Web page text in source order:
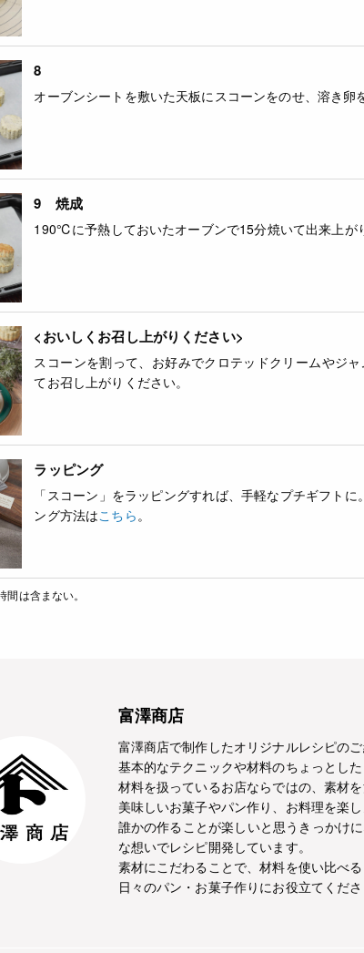
8
オーブンシートを敷いた天板にスコーンをのせ、溶き卵
9 焼成
190℃に予熱しておいたオーブンで15分焼いて出来上が
<おいしくお召し上がりください>
スコーンを割って、お好みでクロテッドクリームやジ
てお召し上がりください。
ラッピング
「スコーン」をラッピングすれば、手軽なプチギフトに
ング方法はこちら 。
は含まない。
富澤商店
富澤商店で制作したオリジナルレシピのご
基本的なテクニックや材料のちょっとし
材料を扱っているお店ならではの、素材
美味しいお菓子やパン作り、お料理を楽
誰かの作ることが楽しいと思うきっかけ
な想いでレシピ開発しています。
素材にこだわることで、材料を使い比べ
日々のパン・お菓子作りにお役立てくださ